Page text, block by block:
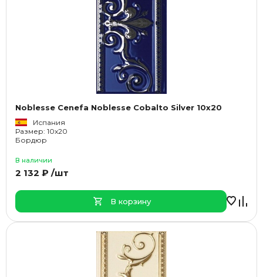
Noblesse Cenefa Noblesse Cobalto Silver 10x20
Испания
Размер: 10x20
Бордюр
В наличии
2 132 ₽ /шт
В корзину